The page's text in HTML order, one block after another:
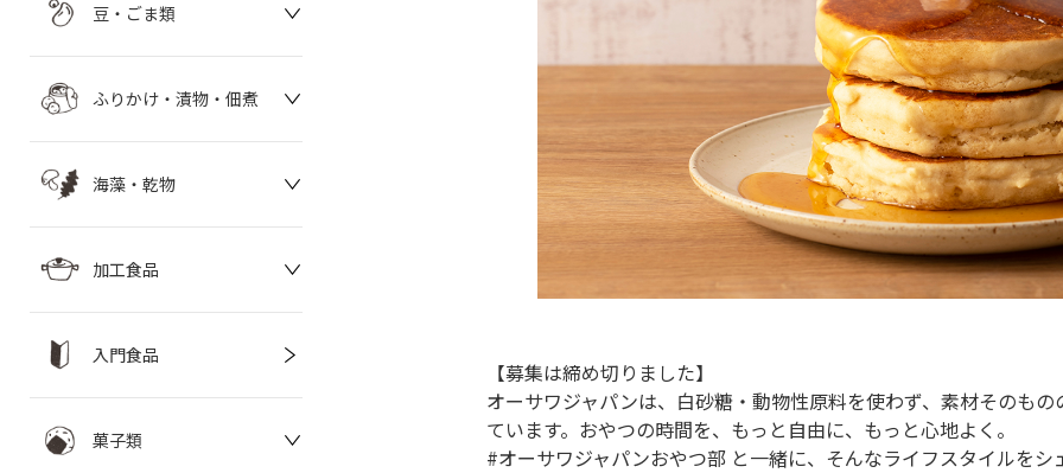
豆・ごま類
ふりかけ・漬物・佃煮
海藻・乾物
加工食品
入門食品
菓子類
【募集は締め切りました】
オーサワジャパンは、白砂糖・動物性原料を使わず、素材そのも
ています。おやつの時間を、もっと自由に、もっと心地よく。
#オーサワジャパンおやつ部 と一緒に、そんなライフスタイルを